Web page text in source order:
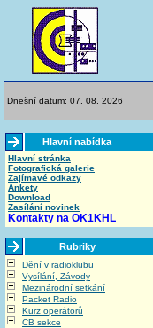
Dnešní datum: 07. 08. 2026
Hlavní nabídka
Hlavní stránka
Fotografická galerie
Zajímavé odkazy
Ankety
Download
Zasílání novinek
Kontakty na OK1KHL
Rubriky
Dění v radioklubu
Vysílání, Závody
Mezinárodní setkání
Packet Radio
Kurz operátorů
CB sekce